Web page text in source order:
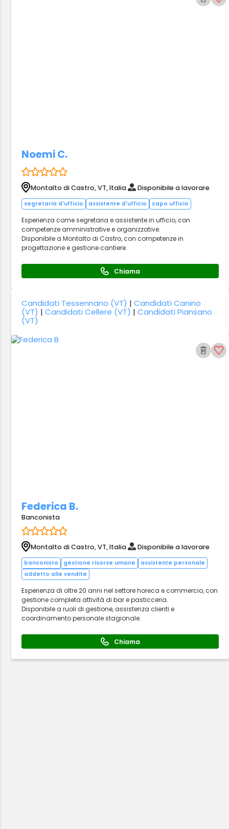
Noemi C.
Montalto di Castro, VT, Italia Disponibile a lavorare
segretaria d'ufficio assistente d'ufficio capo ufficio
Esperienza come segretaria e assistente in ufficio, con
competenze amministrative e organizzative.
Disponibile a Montalto di Castro, con competenze in
progettazione e gestione cantiere.
Chiama
Candidati Tessennano (VT) |Candidati Canino
(VT) |Candidati Cellere (VT) |Candidati Piansano
(VT)
Federica B.
Banconista
Montalto di Castro, VT, Italia Disponibile a lavorare
banconista gestione risorse umane
assistente personale
addetto alle vendite
Esperienza di oltre 20 anni nel settore horeca e commercio, con
gestione completa attività di bar e pasticceria.
Disponibile a ruoli di gestione, assistenza clienti e
coordinamento personale stagionale.
Chiama